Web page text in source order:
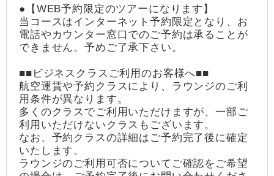
●【WEB予約限定のツアーになります】
当コースはインターネット予約限定となり、お
電話やカウンター窓口でのご予約は承ることが
できません。予めご了承下さい。
■■ビジネスクラスご利用のお客様へ■■
航空運賃や予約クラスにより、ラウンジのご利
用条件が異なります。
多くのクラスでご利用いただけますが、一部ご
利用いただけないクラスもございます。
なお、予約クラスの詳細はご予約完了後に確定
いたします。
ラウンジのご利用可否についてご確認をご希望